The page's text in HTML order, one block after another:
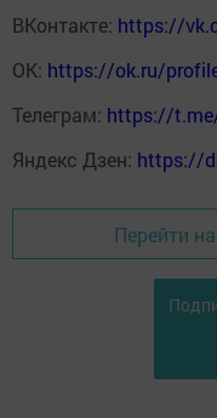
ВКонтакте: https://
ОК: https://ok.ru/
Телеграм: https://
Яндекс Дзен: https://
Перейти